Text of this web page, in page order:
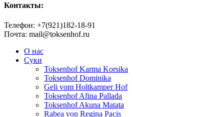
Контакты:
Телефон: +7(921)182-18-91
Почта: mail@toksenhof.ru
О нас
Суки
Toksenhof Karma Korsika
Toksenhof Dominika
Geli vom Holtkamper Hof
Toksenhof Afina Pallada
Toksenhof Akuna Matata
Rabea von Regina Pacis